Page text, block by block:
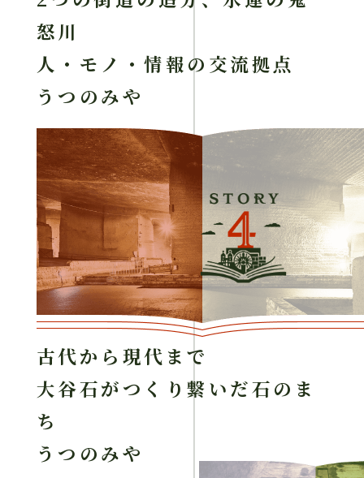
怒川
人・モノ・情報の交流拠点
うつのみや
古代から現代まで
大谷石がつくり繋いだ石のま
ち
うつのみや